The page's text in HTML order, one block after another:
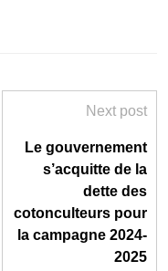
Next post
Le gouvernement
s’acquitte de la
dette des
cotonculteurs pour
la campagne 2024-
2025